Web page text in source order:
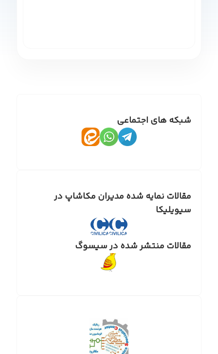
شبکه های اجتماعی
مقالات نمایه شده مدیران مکاشاپ در
سیویلیکا
مقالات منتشر شده در سیسوگ